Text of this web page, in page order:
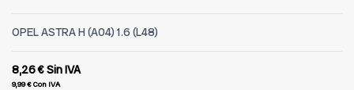
OPEL ASTRA H (A04) 1.6 (L48)
8,26 €Sin IVA
9,99 €Con IVA